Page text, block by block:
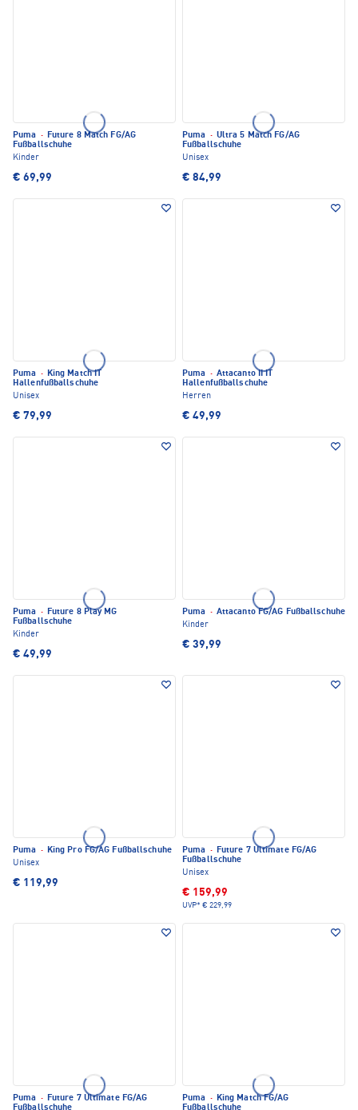
Puma · Future 8 Match FG/AG
Fußballschuhe
Kinder
€ 69,99
Puma · Ultra 5 Match FG/AG
Fußballschuhe
Unisex
€ 84,99
Puma · King Match IT
Hallenfußballschuhe
Unisex
€ 79,99
Puma · Attacanto II IT
Hallenfußballschuhe
Herren
€ 49,99
Puma · Future 8 Play MG
Fußballschuhe
Kinder
€ 49,99
Puma · Attacanto FG/AG Fußballschuhe
Kinder
€ 39,99
Puma · King Pro FG/AG Fußballschuhe
Unisex
€ 119,99
Puma · Future 7 Ultimate FG/AG
Fußballschuhe
Unisex
€ 159,99
UVP* € 229,99
Puma · Future 7 Ultimate FG/AG
Fußballschuhe
Puma · King Match FG/AG
Fußballschuhe